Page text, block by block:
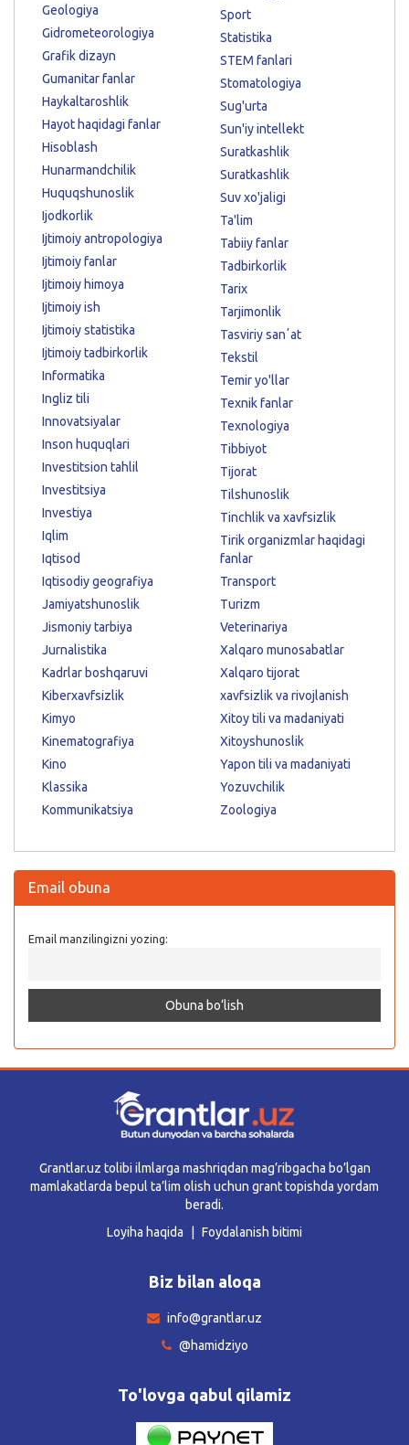
Geologiya
Gidrometeorologiya
Grafik dizayn
Gumanitar fanlar
Haykaltaroshlik
Hayot haqidagi fanlar
Hisoblash
Hunarmandchilik
Huquqshunoslik
Ijodkorlik
Ijtimoiy antropologiya
Ijtimoiy fanlar
Ijtimoiy himoya
Ijtimoiy ish
Ijtimoiy statistika
Ijtimoiy tadbirkorlik
Informatika
Ingliz tili
Innovatsiyalar
Inson huquqlari
Investitsion tahlil
Investitsiya
Investiya
Iqlim
Iqtisod
Iqtisodiy geografiya
Jamiyatshunoslik
Jismoniy tarbiya
Jurnalistika
Kadrlar boshqaruvi
Kiberxavfsizlik
Kimyo
Kinematografiya
Kino
Klassika
Kommunikatsiya
Sport
Statistika
STEM fanlari
Stomatologiya
Sug'urta
Sun'iy intellekt
Suratkashlik
Suratkashlik
Suv xo'jaligi
Ta'lim
Tabiiy fanlar
Tadbirkorlik
Tarix
Tarjimonlik
Tasviriy sanʼat
Tekstil
Temir yo'llar
Texnik fanlar
Texnologiya
Tibbiyot
Tijorat
Tilshunoslik
Tinchlik va xavfsizlik
Tirik organizmlar haqidagi
fanlar
Transport
Turizm
Veterinariya
Xalqaro munosabatlar
Xalqaro tijorat
xavfsizlik va rivojlanish
Xitoy tili va madaniyati
Xitoyshunoslik
Yapon tili va madaniyati
Yozuvchilik
Zoologiya
Email obuna
Email manzilingizni yozing:
Grantlar.uz tolibi ilmlarga mashriqdan mag’ribgacha bo’lgan
mamlakatlarda bepul ta’lim olish uchun grant topishda yordam
beradi.
Loyiha haqida
Foydalanish bitimi
Biz bilan aloqa
info@grantlar.uz
@hamidziyo
To'lovga qabul qilamiz